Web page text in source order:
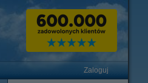
Zaloguj